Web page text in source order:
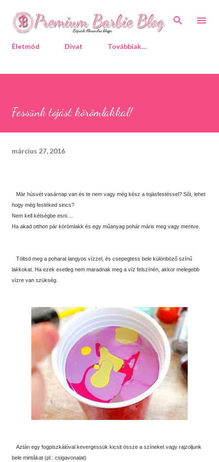
Életmód Divat Továbbiak…
Fessünk tojást körömlakkal!
március 27, 2016
Már húsvét vasárnap van és te nem vagy még kész a tojásfestéssel? Sőt, lehet
hogy még festéked sincs?
Nem kell kétségbe esni....
Ha akad otthon pár körömlakk és egy műanyag pohár máris meg vagy mentve.
Töltsd meg a poharat langyos vízzel, és csepegtess bele különböző színű
lakkokat. Ha ezek esetleg nem maradnak meg a víz felszínén, akkor melegebb
vízre van szükség.
Aztán egy fogpiszkálóval kevergessük kicsit össze a színeket vagy rajzoljunk
bele mintákat (pl.: csigavonalat)